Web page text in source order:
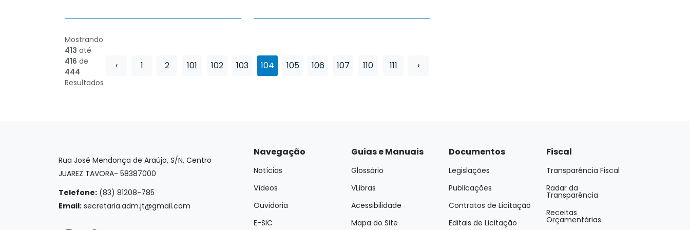
Mostrando
413 até
416 de
444
Resultados
‹ 1 2 101 102 103 104 105 106 107 110 111 ›
Rua José Mendonça de Araújo, S/N, Centro
JUAREZ TAVORA- 58387000
Telefone: (83) 81208-785
Email: secretaria.adm.jt@gmail.com
Navegação
Notícias
Vídeos
Ouvidoria
E-SIC
Guias e Manuais
Glossário
VLibras
Acessibilidade
Mapa do Site
Documentos
Legislações
Publicações
Contratos de Licitação
Editais de Licitação
Fiscal
Transparência Fiscal
Radar da
Transparência
Receitas
Orçamentárias